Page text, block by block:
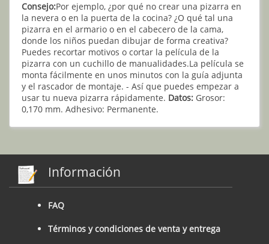
Consejo:Por ejemplo, ¿por qué no crear una pizarra en
la nevera o en la puerta de la cocina? ¿O qué tal una
pizarra en el armario o en el cabecero de la cama,
donde los niños puedan dibujar de forma creativa?
Puedes recortar motivos o cortar la película de la
pizarra con un cuchillo de manualidades.La película se
monta fácilmente en unos minutos con la guía adjunta
y el rascador de montaje. - Así que puedes empezar a
usar tu nueva pizarra rápidamente. Datos: Grosor:
0,170 mm. Adhesivo: Permanente.
Información
FAQ
Términos y condiciones de venta y entrega